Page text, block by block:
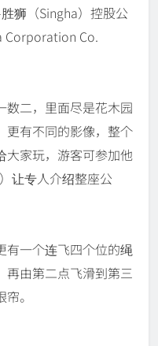
狮（Singha）控股公
Corporation Co.
数二，里面尽是花木园
更有不同的影像，整个
大家玩，游客可参加他
让专人介绍整座公
有一个连飞四个位的绳
再由第二点飞滑到第三
。